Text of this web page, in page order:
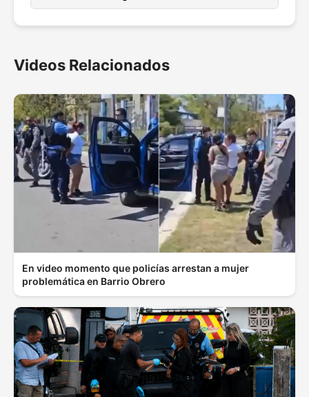
Videos Relacionados
En video momento que policías arrestan a mujer
problemática en Barrio Obrero